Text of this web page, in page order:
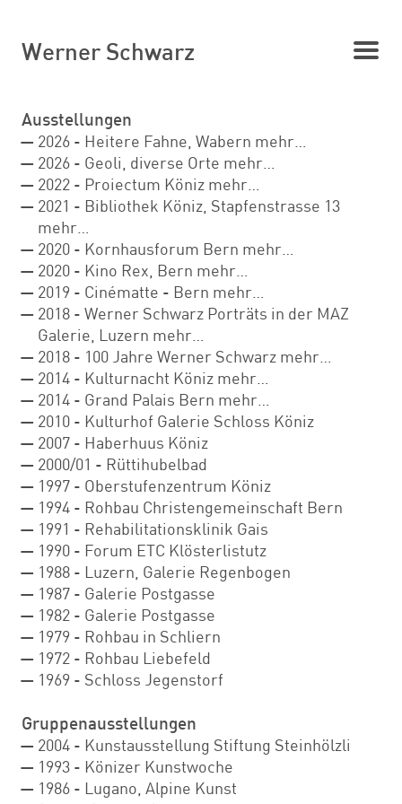
Werner Schwarz
Ausstellungen
2026 - Heitere Fahne, Wabern mehr…
2026 - Geoli, diverse Orte mehr…
2022 - Proiectum Köniz mehr…
2021 - Bibliothek Köniz, Stapfenstrasse 13
mehr…
2020 - Kornhausforum Bern mehr…
2020 - Kino Rex, Bern mehr…
2019 - Cinématte - Bern mehr…
2018 - Werner Schwarz Porträts in der MAZ
Galerie, Luzern mehr…
2018 - 100 Jahre Werner Schwarz mehr…
2014 - Kulturnacht Köniz mehr…
2014 - Grand Palais Bern mehr…
2010 - Kulturhof Galerie Schloss Köniz
2007 - Haberhuus Köniz
2000/01 - Rüttihubelbad
1997 - Oberstufenzentrum Köniz
1994 - Rohbau Christengemeinschaft Bern
1991 - Rehabilitationsklinik Gais
1990 - Forum ETC Klösterlistutz
1988 - Luzern, Galerie Regenbogen
1987 - Galerie Postgasse
1982 - Galerie Postgasse
1979 - Rohbau in Schliern
1972 - Rohbau Liebefeld
1969 - Schloss Jegenstorf
Gruppenausstellungen
2004 - Kunstausstellung Stiftung Steinhölzli
1993 - Könizer Kunstwoche
1986 - Lugano, Alpine Kunst